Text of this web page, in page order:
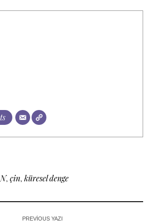
, çin, küresel denge
PREVIOUS YAZI